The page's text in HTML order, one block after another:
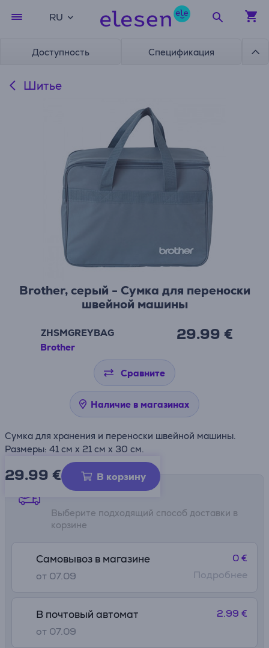
RU
Доступность Спецификация
Шитье
Brother, серый - Сумка для переноски
швейной машины
ZHSMGREYBAG
Brother
29.99 €
Сравните
Наличие в магазинах
Сумка для хранения и переноски швейной машины.
Размеры: 41 см х 21 см х 30 см.
29.99 € В корзину
Способы доставки
Выберите подходящий способ доставки в
корзине
Самовывоз в магазине
от 07.09
0 €
Подробнее
В почтовый автомат
от 07.09
2.99 €